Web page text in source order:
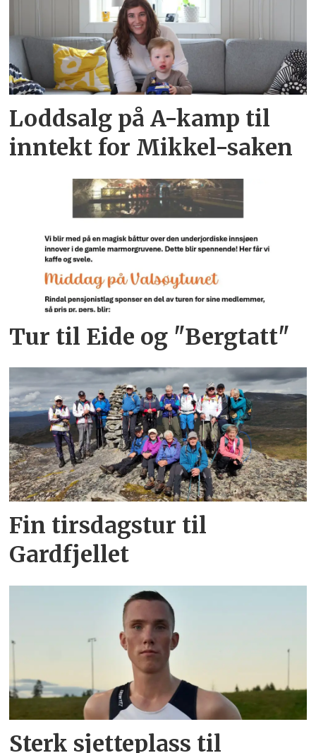
Loddsalg på A-kamp til
inntekt for Mikkel-saken
Tur til Eide og "Bergtatt"
Fin tirsdagstur til
Gardfjellet
Sterk sjetteplass til